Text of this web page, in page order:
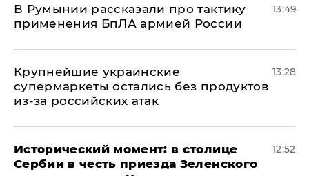
В Румынии рассказали про тактику
применения БпЛА армией России
13:49
Крупнейшие украинские
супермаркеты остались без продуктов
из-за российских атак
13:28
Исторический момент: в столице
Сербии в честь приезда Зеленского
12:52